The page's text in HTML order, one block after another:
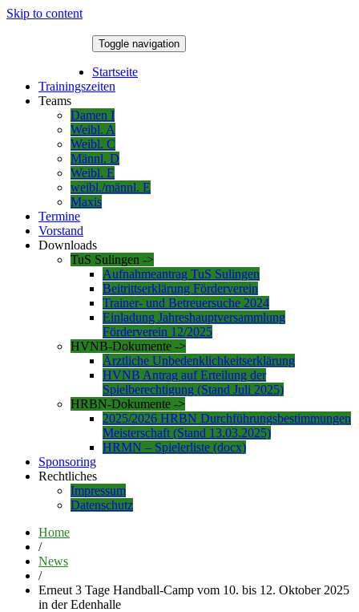
Skip to content
Toggle navigation
Startseite
Trainingszeiten
Teams
Damen I
Weibl. A
Weibl. C
Männl. D
Weibl. E
weibl./männl. E
Maxis
Termine
Vorstand
Downloads
TuS Sulingen ->
Aufnahmeantrag TuS Sulingen
Beitrittserklärung Förderverein
Trainer- und Betreuersuche 2024
Einladung Jahreshauptversammlung
Förderverein 12/2025
HVNB-Dokumente ->
Ärztliche Unbedenklichkeitserklärung
HVNB Antrag auf Erteilung der
Spielberechtigung (Stand Juli 2025)
HRBN-Dokumente ->
2025/2026 HRBN Durchführungsbestimmungen
Meisterschaft (Stand 13.03.2025)
HRMN – Spielerliste (docx)
Sponsoring
Rechtliches
Impressum
Datenschutz
Home
/
News
/
Erneut 3 Tage Handball-Camp vom 10. bis 12. Oktober 2025
in der Edenhalle